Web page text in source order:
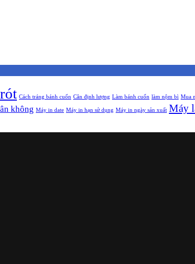
Cách tráng bánh cuốn Cân định lượng Làm bánh cuốn làm nộm bì Mua
không Máy in date Máy in hạn sử dụng Máy in ngày sản xuất Máy